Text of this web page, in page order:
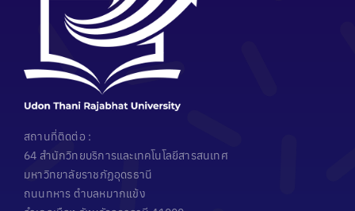
สถานที่ติดต่อ :
64 สำนักวิทยบริการและเทคโนโลยีสารสนเทศ
มหาวิทยาลัยราชภัฏอุดรธานี
ถนนทหาร ตำบลหมากแข้ง